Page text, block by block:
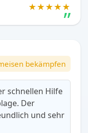
★★★★★
bekämpfen
schnellen Hilfe
Der
und sehr